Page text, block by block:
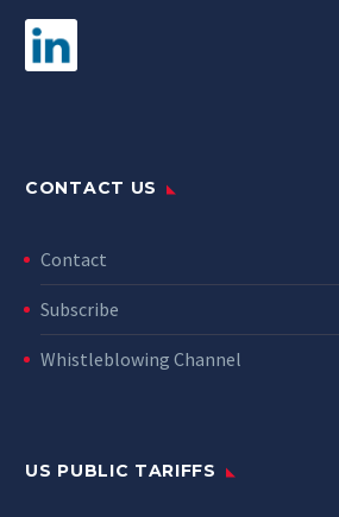
CONTACT US
Contact
Subscribe
Whistleblowing Channel
US PUBLIC TARIFFS